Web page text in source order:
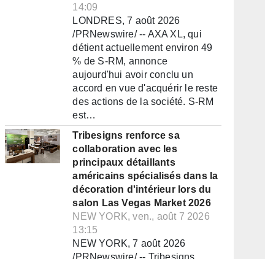
14:09
LONDRES, 7 août 2026
/PRNewswire/ -- AXA XL, qui
détient actuellement environ 49
% de S-RM, annonce
aujourd'hui avoir conclu un
accord en vue d'acquérir le reste
des actions de la société. S-RM
est…
Tribesigns renforce sa
collaboration avec les
principaux détaillants
américains spécialisés dans la
décoration d'intérieur lors du
salon Las Vegas Market 2026
NEW YORK, ven., août 7 2026
13:15
NEW YORK, 7 août 2026
/PRNewswire/ -- Tribesigns,